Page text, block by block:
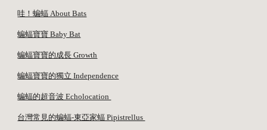
哇！蝙蝠 About Bats
蝙蝠寶寶 Baby Bat
蝙蝠寶寶的成長 Growth
蝙蝠寶寶的獨立 Independence
蝙蝠的超音波 Echolocation
台灣常見的蝙蝠-東亞家蝠 Pipistrellus